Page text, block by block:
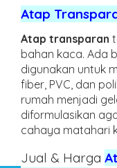
Atap
Atap transparan
bahan kaca. Ada
digunakan untuk
fiber, PVC, dan
rumah menjadi
diformulasikan
cahaya matahari
Jual & Harga